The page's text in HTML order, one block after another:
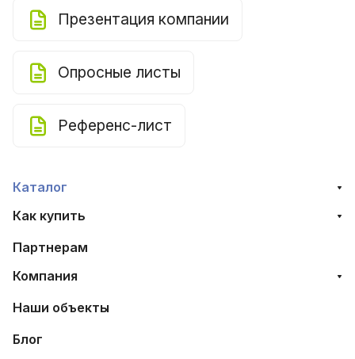
Презентация компании
Опросные листы
Референс-лист
Каталог
Как купить
Партнерам
Компания
Наши объекты
Блог